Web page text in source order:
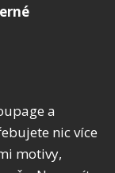
a
nic více
motivy,